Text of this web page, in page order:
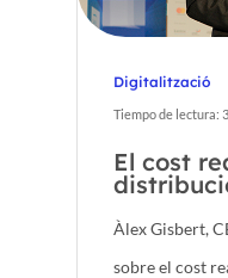
Digitalització
Tiempo de lectura: 3
El cost
Àlex Gisbert,
sobre el cost